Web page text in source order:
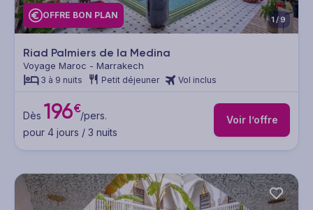
OFFRE BON PLAN 1/9
Riad Palmiers de la Medina
Voyage Maroc - Marrakech
3 à 9 nuits Petit déjeuner Vol inclus
Dès 196€/pers.
pour 4 jours / 3 nuits
Voir l’offre